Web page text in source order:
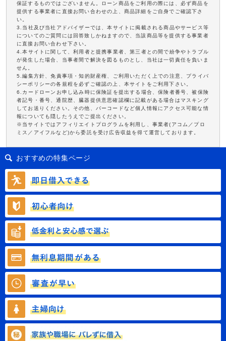
保証するものではございません。ローン商品をご利用の際には、必ず商品を
提供する事業者に直接お問い合わせの上、商品詳細をご自身でご確認下さ
い。
3.当社及び当社アドバイザーでは、本サイトに掲載される商品やサービス等
についてのご質問には回答致しかねますので、当該商品等を提供する事業者
に直接お問い合わせ下さい。
4.本サイトに関して、利用者と提携事業者、第三者との間で紛争やトラブル
が発生した場合、当事者間で解決を図るものとし、当社は一切責任を負いま
せん。
5.編集方針、免責事項・知的財産権、ご利用いただく上での注意、プライバ
シーポリシーの各規程を必ずご確認の上、本サイトをご利用下さい。
6.カードローンお申し込み時に保険証を提出する場合、保険者番号、被保険
者記号・番号、通院歴、臓器提供意思確認欄に記載がある場合はマスキング
してお送りください。その他、バーコードなど個人情報にアクセス可能な情
報についても隠したうえでご提出ください。
※当サイトではアフィリエイトプログラムを利用し、事業者(アコム／プロ
ミス／アイフルなど)から委託を受け広告収益を得て運営しております。
おすすめの特集ページ